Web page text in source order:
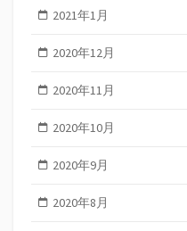
2021年1月
2020年12月
2020年11月
2020年10月
2020年9月
2020年8月